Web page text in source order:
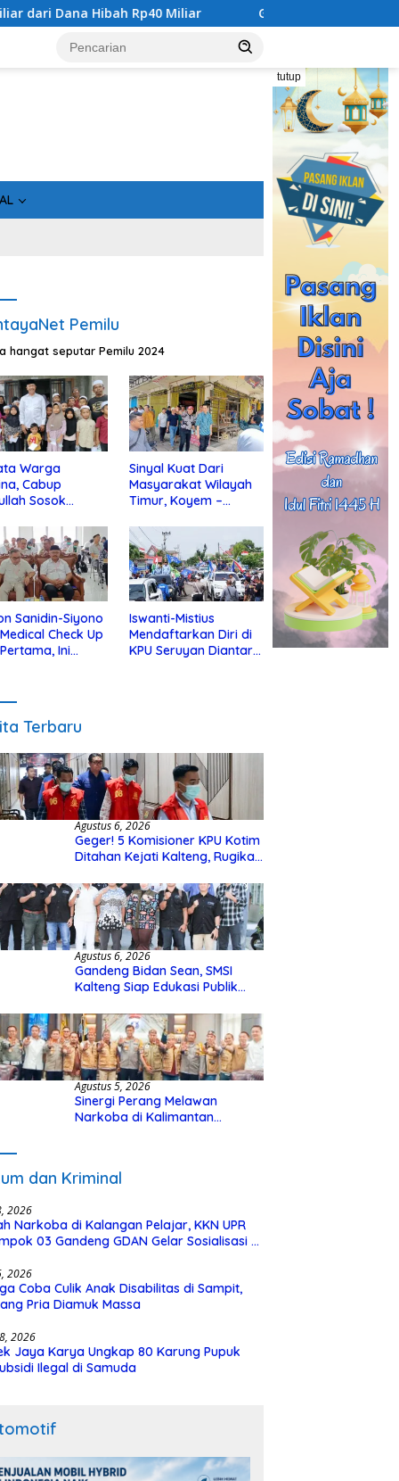
Rp40 Miliar Gandeng Bidan Sean, SMSI Kalteng
tutup
Pemilu
hangat seputar Pemilu 2024
Warga
Cabup
Sosok
Sinyal Kuat Dari
Masyarakat Wilayah
Timur, Koyem –
di Kotim
Sanidin-Siyono
Check Up
Ini
Iswanti-Mistius
Mendaftarkan Diri di
KPU Seruyan Diantar
Terbaru
Agustus 6, 2026
Geger! 5 Komisioner KPU Kotim
Ditahan Kejati Kalteng, Rugikan
Hibah Rp40 Miliar
Agustus 6, 2026
Gandeng Bidan Sean, SMSI
Kalteng Siap Edukasi Publik
Agustus 5, 2026
Sinergi Perang Melawan
Narkoba di Kalimantan
dan Kriminal
2026
Narkoba di Kalangan Pelajar, KKN UPR
03 Gandeng GDAN Gelar Sosialisasi di
2026
Coba Culik Anak Disabilitas di Sampit,
Pria Diamuk Massa
2026
Jaya Karya Ungkap 80 Karung Pupuk
Ilegal di Samuda